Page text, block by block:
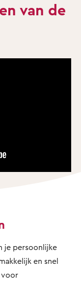
van de
je persoonlijke
en snel
voor